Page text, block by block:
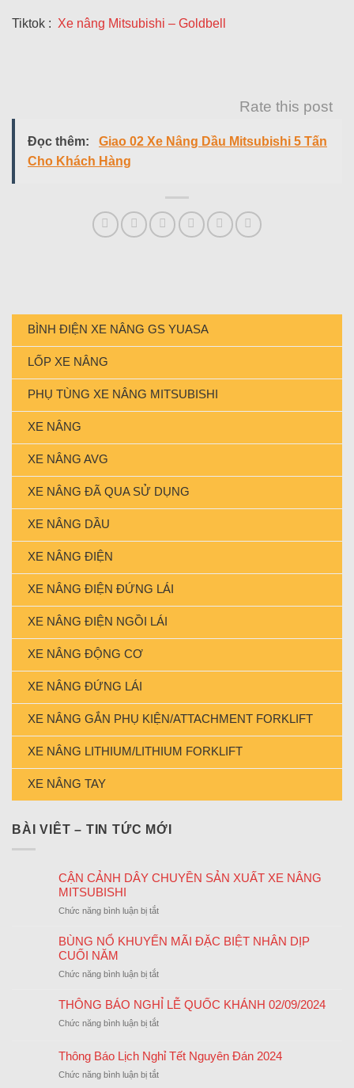
BÌNH ĐIỆN XE NÂNG GS YUASA
LỐP XE NÂNG
PHỤ TÙNG XE NÂNG MITSUBISHI
XE NÂNG
XE NÂNG AVG
XE NÂNG ĐÃ QUA SỬ DỤNG
XE NÂNG DẦU
XE NÂNG ĐIỆN
XE NÂNG ĐIỆN ĐỨNG LÁI
XE NÂNG ĐIỆN NGỒI LÁI
XE NÂNG ĐỘNG CƠ
XE NÂNG ĐỨNG LÁI
XE NÂNG GẮN PHỤ KIỆN/ATTACHMENT FORKLIFT
XE NÂNG LITHIUM/LITHIUM FORKLIFT
XE NÂNG TAY
BÀI VIÊT – TIN TỨC MỚI
CẬN CẢNH DÂY CHUYỀN SẢN XUẤT XE NÂNG
MITSUBISHI
Chức năng bình luận bị tắtở
CẢNH
SẢN
XE
BÙNG NỔ KHUYẾN MÃI ĐẶC BIỆT NHÂN DỊP
CUỐI NĂM
Chức năng bình luận bị tắtở
NỔ
KHUYẾN
MÃI
BIỆT
DỊP
THÔNG BÁO NGHỈ LỄ QUỐC KHÁNH 02/09/2024
Chức năng bình luận bị tắtở
BÁO
NGHỈ
LỄ
Thông Báo Lịch Nghỉ Tết Nguyên Đán 2024
Chức năng bình luận bị tắtở
Tiktok : Xe nâng Mitsubishi – Goldbell
Rate this post
Đọc thêm:
Giao 02 Xe Nâng Dầu Mitsubishi 5 Tấn
Cho Khách Hàng